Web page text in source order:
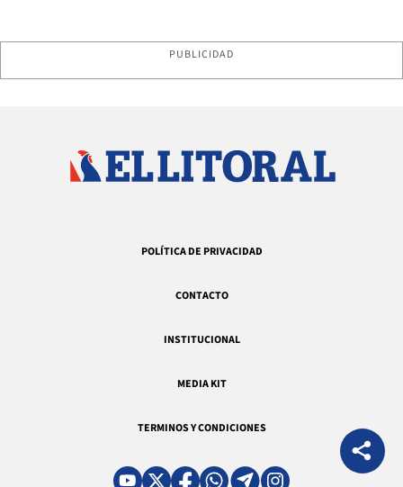
PUBLICIDAD
POLÍTICA DE PRIVACIDAD
CONTACTO
INSTITUCIONAL
MEDIA KIT
TERMINOS Y CONDICIONES